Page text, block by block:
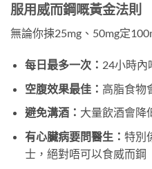
服用威而鋼嘅黃金法則
無論你揀25mg、50mg定
每日最多一次： 24小時內
空腹效果最佳： 高脂食物
避免溝酒： 大量飲酒會降
有心臟病要問醫生： 特別
士，絕對唔可以食威而鋼